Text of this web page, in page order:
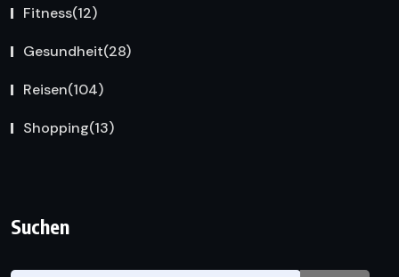
Fitness(12)
Gesundheit(28)
Reisen(104)
Shopping(13)
Suchen